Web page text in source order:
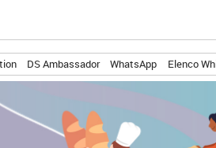
DS Ambassador WhatsApp Elenco